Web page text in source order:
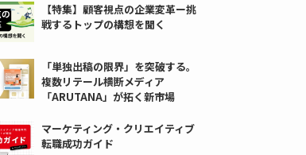
【特集】顧客視点の企業変革ー挑
戦するトップの構想を聞く
「単独出稿の限界」を突破する。
複数リテール横断メディア
「ARUTANA」が拓く新市場
マーケティング・クリエイティブ
転職成功ガイド